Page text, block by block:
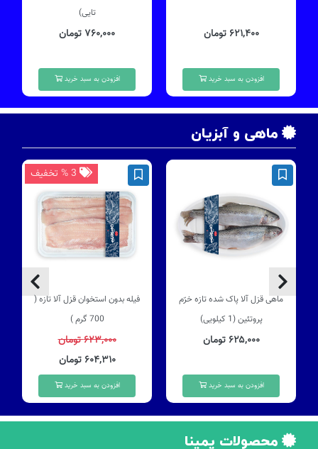
۶۲۱,۴۰۰ تومان
افزودن به سبد خرید
تایی)
۷۶۰,۰۰۰ تومان
افزودن به سبد خرید
ماهی و آبزیان
ماهی قزل آلا پاک شده تازه خرّم
پروتئین (1 کیلویی)
۶۲۵,۰۰۰ تومان
افزودن به سبد خرید
فیله بدون استخوان قزل آلا تازه (
700 گرم )
۶۲۳,۰۰۰ تومان
۶۰۴,۳۱۰ تومان
افزودن به سبد خرید
محصولات پمینا